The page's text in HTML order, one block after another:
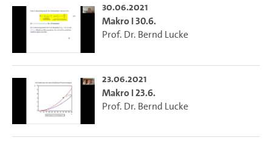
30.06.2021
Makro I 30.6.
Prof. Dr. Bernd Lucke
23.06.2021
Makro I 23.6.
Prof. Dr. Bernd Lucke